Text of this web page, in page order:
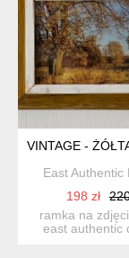
VINTAGE -
East Authentic
198 zł
ramka na
east authentic